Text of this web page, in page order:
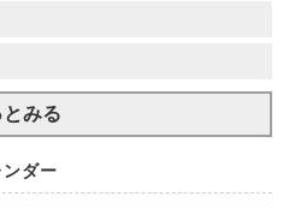
とみる
ンダー